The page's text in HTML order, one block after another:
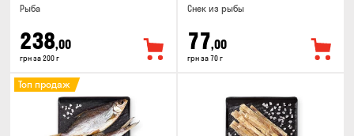
Рыба
238,00
грн за 200 г
Снек из рыбы
77,00
грн за 70 г
Топ продаж